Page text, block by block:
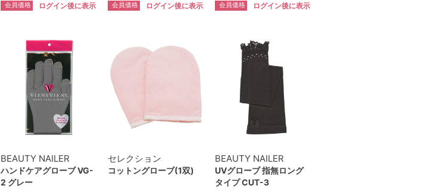
会員価格 ログイン後に表示 会員価格 ログイン後に表示 会員価格 ログイン後に表示
BEAUTY NAILER
ハンドケアグローブ VG-
2 グレー
セレクション
コットングローブ(1双)
BEAUTY NAILER
UVグローブ 指無ロング
タイプ CUT-3